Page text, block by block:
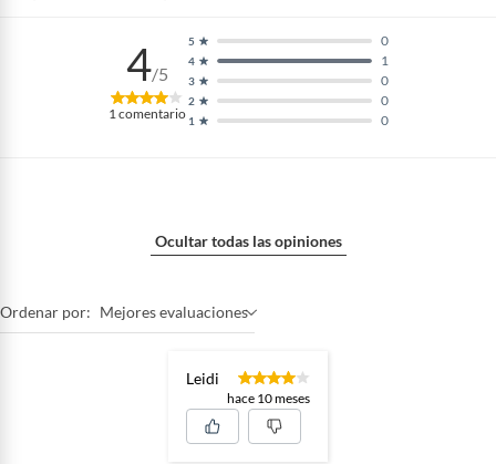
4/5
1comentario 1 0
2 0
3 0
4 1
5 0
Ocultar todas las opiniones
Ordenar por: Mejores evaluaciones
Leidi
hace 10 meses